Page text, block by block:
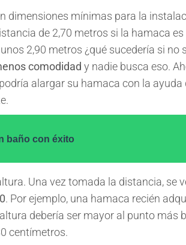
dimensiones mínimas para la
de 2,70 metros si la hamaca
2,90 metros ¿qué sucedería si no
comodidad y nadie busca eso.
alargar su hamaca con la ayuda
baño con éxito
Una vez tomada la distancia, se
. Por ejemplo, una hamaca recién
debería ser mayor al punto más
centímetros.